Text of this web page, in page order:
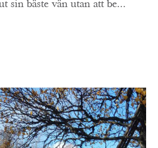
sin bäste vän utan att be...